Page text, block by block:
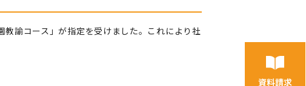
諭コース」が指定を受けました。これにより社